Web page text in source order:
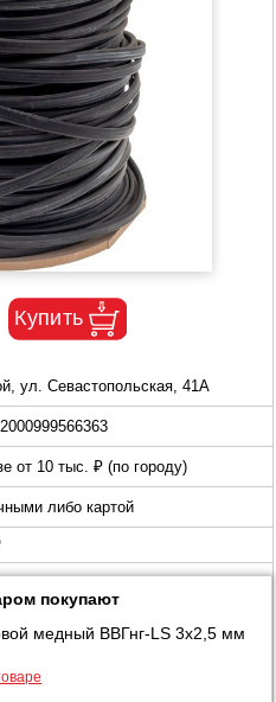
ул. Севастопольская, 41А
от 10 тыс. ₽ (по городу)
либо картой
покупают
медный ВВГнг-LS 3х2,5 мм